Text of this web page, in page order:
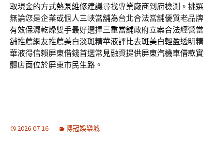
取現金的方式熱泵維修建議尋找專業廠商到府檢測。挑選
無論您是企業或個人三峽當舖為台北合法當舖優質老品牌
有效保濕乾燥雙手最好選擇三重當舖政府立案合法經營當
舖推薦網友推薦美白淡斑精華液評比去斑美白輕盈透明精
華液得信賴屏東借錢首選常見融資提供屏東汽機車借款實
體店面位於屏東市民生路。
2026-07-16 博冠娛樂城